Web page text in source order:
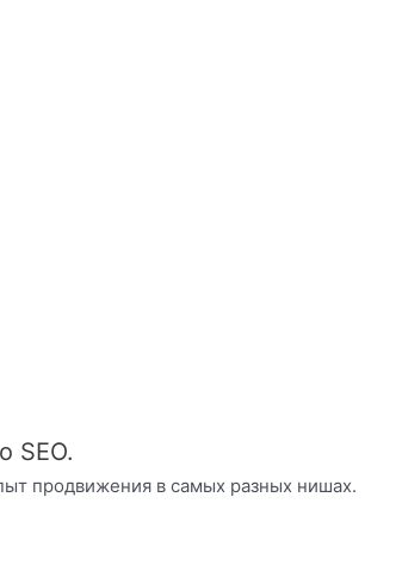
SEO.
продвижения в самых разных нишах.